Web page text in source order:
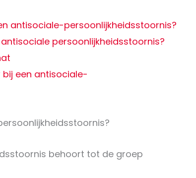
antisociale-persoonlijkheidsstoornis?
persoonlijkheidsstoornis?
bij een antisociale-
behoort tot de groep